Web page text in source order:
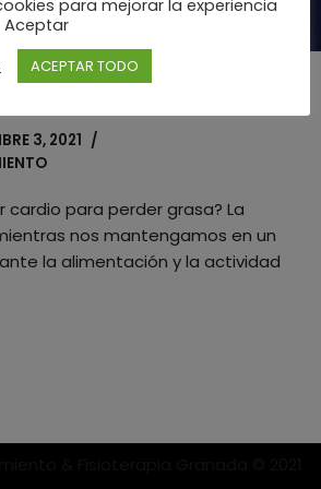
grasa
3, 2021
cardio para perder grasa? La
nos mantengamos en un
la alimentación y la actividad
para mejorar la experiencia
Aceptar
ACEPTAR TODO